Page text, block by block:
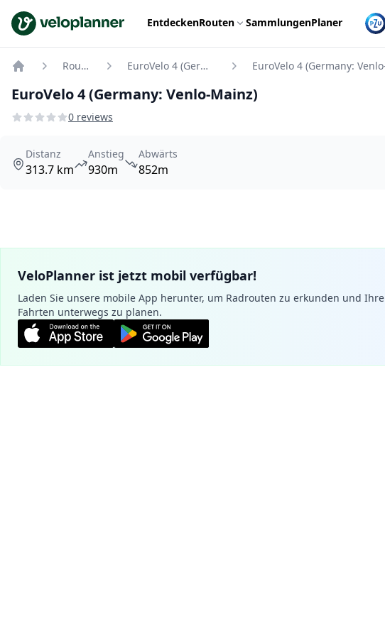
VeloPlanner EntdeckenRouten SammlungenPlaner
Routen EuroVelo 4 (Germany)
EuroVelo 4 (Germany: Venlo-Mainz)
0 reviews
Distanz
313.7 km
Anstieg
930m
Abwärts
852m
VeloPlanner ist jetzt mobil verfügbar!
Laden Sie unsere mobile App herunter, um Radrouten zu erkunden und Ihre
Fahrten unterwegs zu planen.